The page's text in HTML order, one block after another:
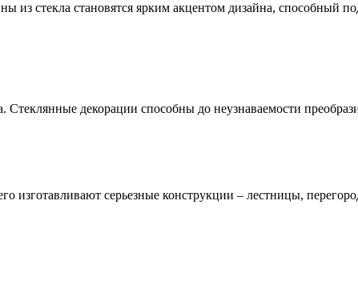
из стекла становятся ярким акцентом дизайна, способный
Стеклянные декорации способны до неузнаваемости
изготавливают серьезные конструкции – лестницы,